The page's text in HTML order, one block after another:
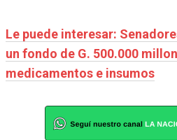
Le puede interesar:
un fondo de G. 500.000
medicamentos e insumos